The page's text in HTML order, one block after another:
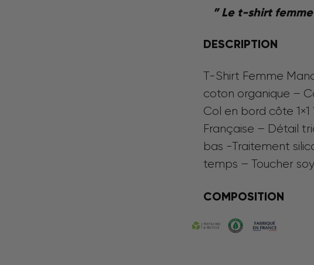
” Le t-shirt
DESCRIPTION
T-Shirt Femme
coton organique –
Col en bord côte
Française – Détail
bas -Traitement
temps – Toucher
COMPOSITION